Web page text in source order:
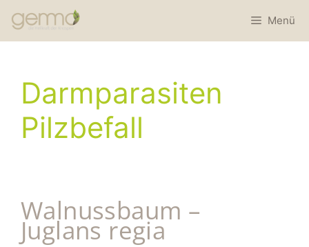
Menü
Darmparasiten
Pilzbefall
Walnussbaum –
Juglans regia